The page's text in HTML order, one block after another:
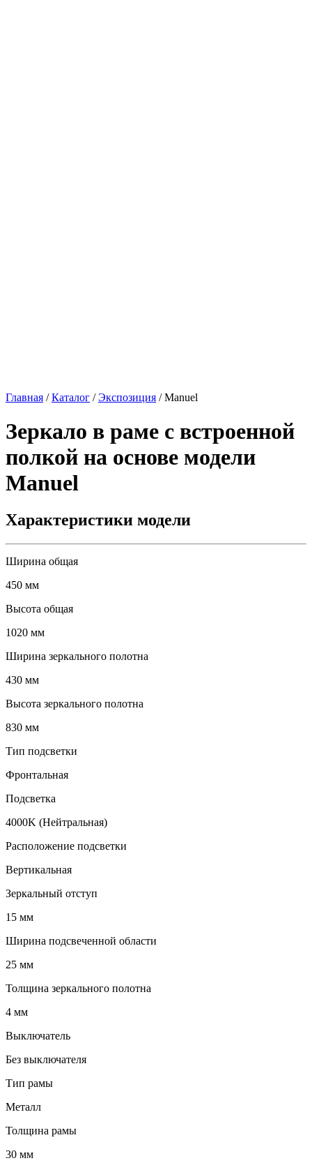
Главная /Каталог /Экспозиция /Manuel
Зеркало в раме с встроенной
полкой на основе модели
Manuel
Характеристики модели
Ширина общая
450 мм
Высота общая
1020 мм
Ширина зеркального полотна
430 мм
Высота зеркального полотна
830 мм
Тип подсветки
Фронтальная
Подсветка
4000K (Нейтральная)
Расположение подсветки
Вертикальная
Зеркальный отступ
15 мм
Ширина подсвеченной области
25 мм
Толщина зеркального полотна
4 мм
Выключатель
Без выключателя
Тип рамы
Металл
Толщина рамы
30 мм